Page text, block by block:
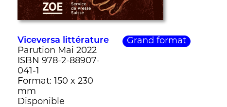
Viceversa littérature
Parution Mai 2022
ISBN 978-2-88907-
041-1
Format: 150 x 230
mm
Disponible
Grand format